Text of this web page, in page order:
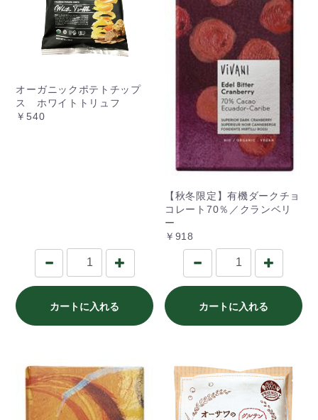
オーガニックポテトチップ
ス ホワイトトリュフ
￥540
カートに入れる
【秋冬限定】有機ダークチョ
コレート70％／クランベリ
ー
￥918
カートに入れる